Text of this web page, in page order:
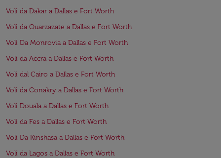
Voli da Dakar a Dallas e Fort Worth
Voli da Ouarzazate a Dallas e Fort Worth
Voli Da Monrovia a Dallas e Fort Worth
Voli da Accra a Dallas e Fort Worth
Voli dal Cairo a Dallas e Fort Worth
Voli da Conakry a Dallas e Fort Worth
Voli Douala a Dallas e Fort Worth
Voli da Fes a Dallas e Fort Worth
Voli Da Kinshasa a Dallas e Fort Worth
Voli da Lagos a Dallas e Fort Worth